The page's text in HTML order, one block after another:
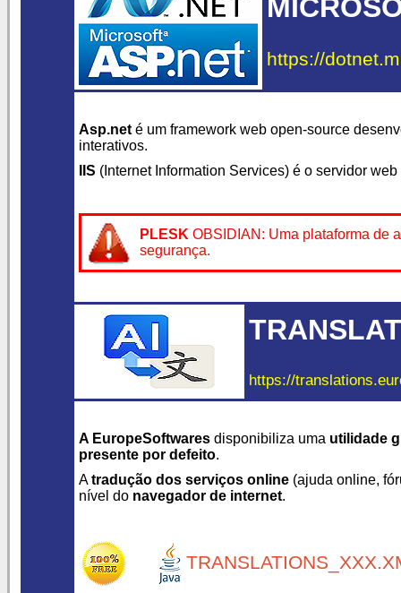
https://
Asp.net é um framework web open-source
interativos.
IIS (Internet Information Services) é o servidor
PLESK OBSIDIAN: Uma plataforma de
segurança.
https://
A EuropeSoftwares disponibiliza uma utilidade
presente por defeito.
Atradução dos serviços online (ajuda online,
nível do navegador de internet.